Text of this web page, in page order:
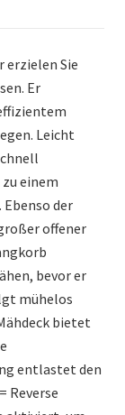
erzielen Sie
Er
Leicht
einem
der
offener
bevor er
mühelos
bietet
entlastet den
Reverse